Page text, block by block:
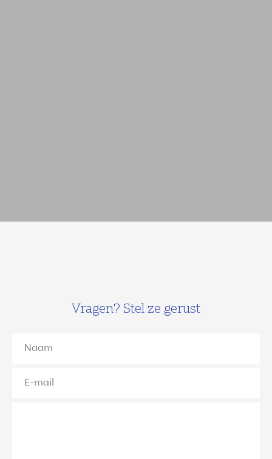
Vragen? Stel ze gerust